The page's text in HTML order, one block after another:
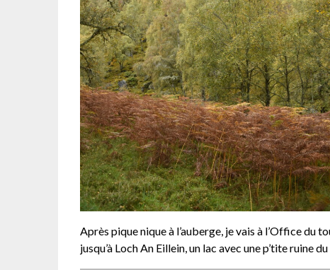
Après pique nique à l’auberge, je vais à l’Office du
jusqu’à Loch An Eillein, un lac avec une p’tite ruine